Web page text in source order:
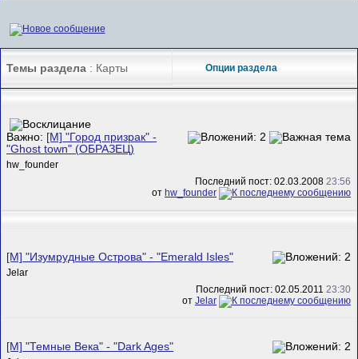
Темы раздела : Карты Опции раздела
Важно: [M] "Город призрак" -
"Ghost town" (ОБРАЗЕЦ)
hw_founder
Последний пост: 02.03.2008 23:56
от hw_founder
[M] "Изумрудные Острова" - "Emerald Isles"
Jelar
Последний пост: 02.05.2011 23:30
от Jelar
[M] "Темные Века" - "Dark Ages"